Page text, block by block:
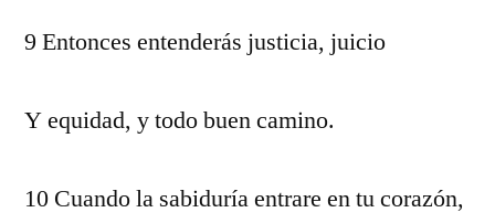
9 Entonces entenderás justicia, juicio
Y equidad, y todo buen camino.
10 Cuando la sabiduría entrare en tu corazón,